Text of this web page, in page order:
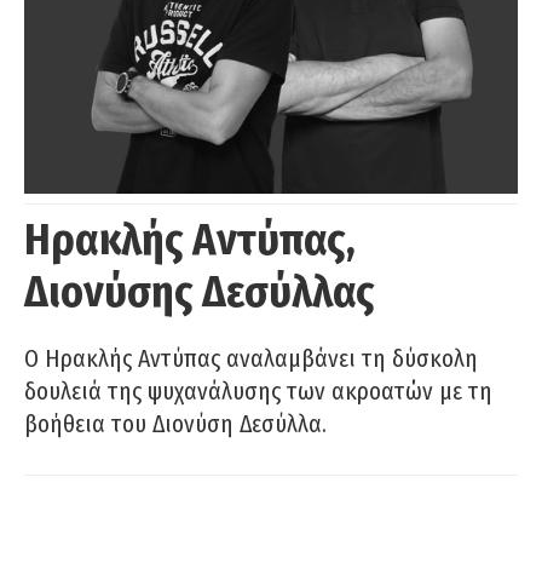
Ηρακλής Αντύπας,
Διονύσης Δεσύλλας
Ο Ηρακλής Αντύπας αναλαμβάνει τη δύσκολη
δουλειά της ψυχανάλυσης των ακροατών με τη
βοήθεια του Διονύση Δεσύλλα.